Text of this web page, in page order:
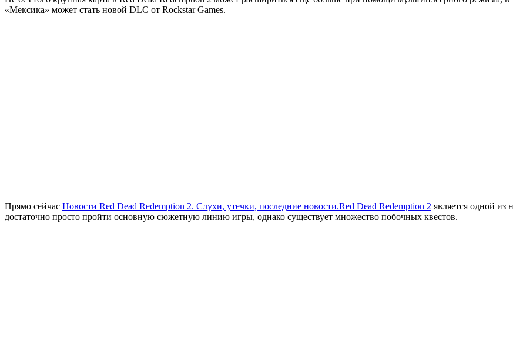
«Мексика» может стать новой DLC от Rockstar Games.
Прямо сейчас Новости Red Dead Redemption 2. Слухи, утечки, последние новости.Red Dead Redemption 2 является одной
достаточно просто пройти основную сюжетную линию игры, однако существует множество побочных квестов.